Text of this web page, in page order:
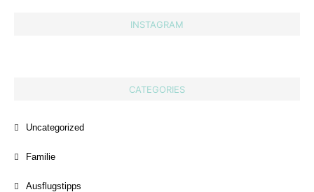
INSTAGRAM
CATEGORIES
Uncategorized
Familie
Ausflugstipps